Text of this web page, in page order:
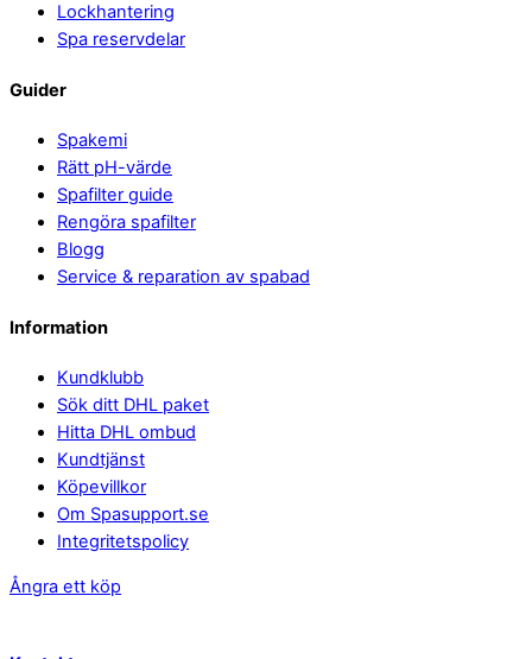
Lockhantering
Spa reservdelar
Guider
Spakemi
Rätt pH-värde
Spafilter guide
Rengöra spafilter
Blogg
Service & reparation av spabad
Information
Kundklubb
Sök ditt DHL paket
Hitta DHL ombud
Kundtjänst
Köpevillkor
Om Spasupport.se
Integritetspolicy
Ångra ett köp